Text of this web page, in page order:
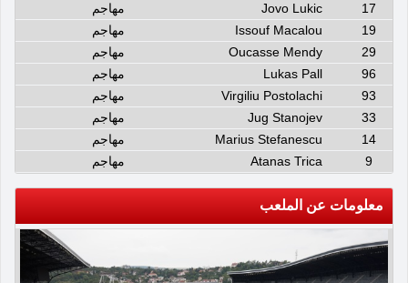
17
Jovo Lukic
مهاجم
19
Issouf Macalou
مهاجم
29
Oucasse Mendy
مهاجم
96
Lukas Pall
مهاجم
93
Virgiliu Postolachi
مهاجم
33
Jug Stanojev
مهاجم
14
Marius Stefanescu
مهاجم
9
Atanas Trica مهاجم
معلومات عن الملعب